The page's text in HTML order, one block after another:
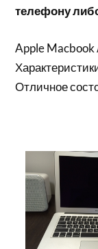
телефону
Apple Macbook
Отличное